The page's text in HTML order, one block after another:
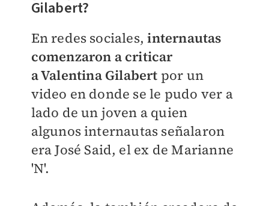
Gilabert?
En redes sociales,internautas
comenzaron a criticar
aValentina Gilabert por un
video en donde se le pudo ver a
lado de un joven a quien
algunos internautas señalaron
era José Said, el ex deMarianne
'N'.